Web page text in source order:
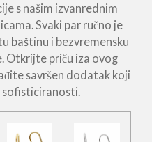
s našim izvanrednim
Svaki par ručno je
baštinu i bezvremensku
Otkrijte priču iza ovog
savršen dodatak koji